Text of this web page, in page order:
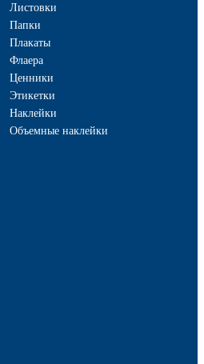
Листовки
Папки
Плакаты
Флаера
Ценники
Этикетки
Наклейки
Объемные наклейки